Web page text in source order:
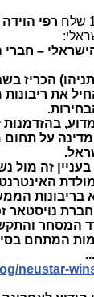
רפי הוידה
–
הכריז
את
בהזדמנות
על
בעניין זה
בריבונות
חברת נויסטאר
המסחר
המתחם
neustar-